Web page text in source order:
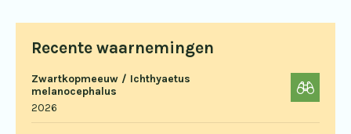
Recente waarnemingen
Zwartkopmeeuw / Ichthyaetus
melanocephalus
2026